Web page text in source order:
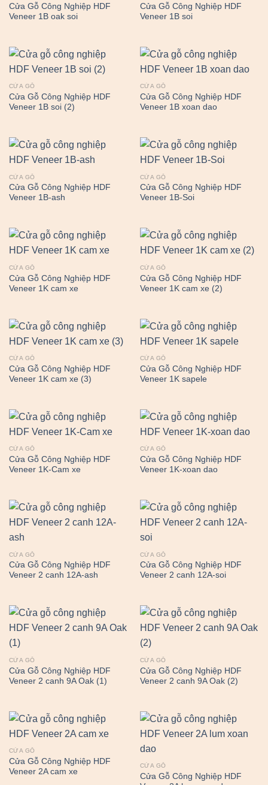
Cửa Gỗ Công Nghiệp HDF
Veneer 1B oak soi
Cửa Gỗ Công Nghiệp HDF
Veneer 1B soi
CỬA GỖ
Cửa Gỗ Công Nghiệp HDF
Veneer 1B soi (2)
CỬA GỖ
Cửa Gỗ Công Nghiệp HDF
Veneer 1B xoan dao
CỬA GỖ
Cửa Gỗ Công Nghiệp HDF
Veneer 1B-ash
CỬA GỖ
Cửa Gỗ Công Nghiệp HDF
Veneer 1B-Soi
CỬA GỖ
Cửa Gỗ Công Nghiệp HDF
Veneer 1K cam xe
CỬA GỖ
Cửa Gỗ Công Nghiệp HDF
Veneer 1K cam xe (2)
CỬA GỖ
Cửa Gỗ Công Nghiệp HDF
Veneer 1K cam xe (3)
CỬA GỖ
Cửa Gỗ Công Nghiệp HDF
Veneer 1K sapele
CỬA GỖ
Cửa Gỗ Công Nghiệp HDF
Veneer 1K-Cam xe
CỬA GỖ
Cửa Gỗ Công Nghiệp HDF
Veneer 1K-xoan dao
CỬA GỖ
Cửa Gỗ Công Nghiệp HDF
Veneer 2 canh 12A-ash
CỬA GỖ
Cửa Gỗ Công Nghiệp HDF
Veneer 2 canh 12A-soi
CỬA GỖ
Cửa Gỗ Công Nghiệp HDF
Veneer 2 canh 9A Oak (1)
CỬA GỖ
Cửa Gỗ Công Nghiệp HDF
Veneer 2 canh 9A Oak (2)
CỬA GỖ
Cửa Gỗ Công Nghiệp HDF
Veneer 2A cam xe
CỬA GỖ
Cửa Gỗ Công Nghiệp HDF